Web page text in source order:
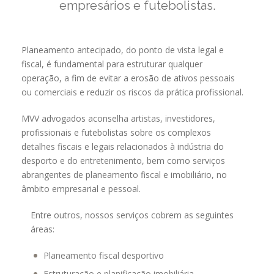
empresários e futebolistas.
Planeamento antecipado, do ponto de vista legal e
fiscal, é fundamental para estruturar qualquer
operação, a fim de evitar a erosão de ativos pessoais
ou comerciais e reduzir os riscos da prática profissional.
MVV advogados aconselha artistas, investidores,
profissionais e futebolistas sobre os complexos
detalhes fiscais e legais relacionados à indústria do
desporto e do entretenimento, bem como serviços
abrangentes de planeamento fiscal e imobiliário, no
âmbito empresarial e pessoal.
Entre outros, nossos serviços cobrem as seguintes
áreas:
Planeamento fiscal desportivo